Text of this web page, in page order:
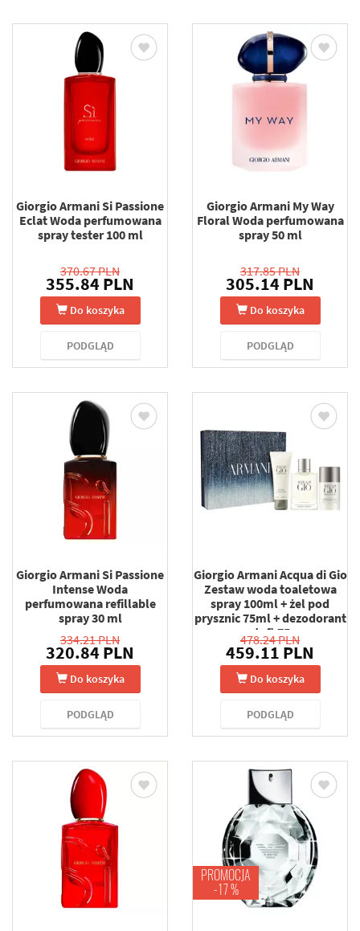
Giorgio Armani Si Passione
Eclat Woda perfumowana
spray tester 100 ml
370.67 PLN
355.84 PLN
Do koszyka
PODGLĄD
Giorgio Armani My Way
Floral Woda perfumowana
spray 50 ml
317.85 PLN
305.14 PLN
Do koszyka
PODGLĄD
Giorgio Armani Si Passione
Intense Woda
perfumowana refillable
spray 30 ml
334.21 PLN
320.84 PLN
Do koszyka
PODGLĄD
Giorgio Armani Acqua di Gio
Zestaw woda toaletowa
spray 100ml + żel pod
prysznic 75ml + dezodorant
sztyft 75g
478.24 PLN
459.11 PLN
Do koszyka
PODGLĄD
PROMOCJA
-17 %